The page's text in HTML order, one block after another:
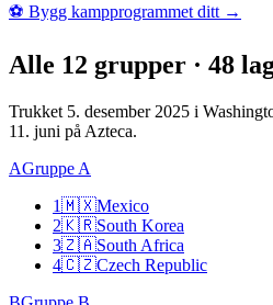
⚽ Bygg kampprogrammet ditt →
Alle 12 grupper · 48
Trukket 5. desember 2025 i
11. juni på Azteca.
AGruppe A
1🇲🇽Mexico
2🇰🇷South Korea
3🇿🇦South Africa
4🇨🇿Czech Republic